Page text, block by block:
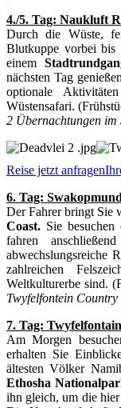
4./5. Tag: Naukluft
Durch die Wüste,
Blutkuppe vorbei bis
einem
nächsten Tag
optionale
Wüstensafari.
2 Übernachtungen im
Reise jetzt anfragen
6. Tag:
Der Fahrer bringt Sie
Coast. Sie
fahren
zahlreichen
Weltkulturerbe sind.
Twyfelfontein Country
7. Tag:
Am Morgen
erhalten Sie
ältesten Völker
Ethosha
ihn gleich, um die hier